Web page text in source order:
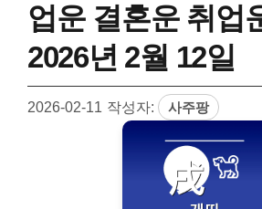
업운 결혼운 취업
2026년 2월 12일
2026-02-11 작성자: 사주팡